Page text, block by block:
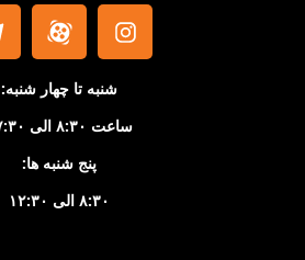
شنبه تا چهار شنبه:
ساعت ۸:۳۰ الی ۱۷:۳۰
پنج شنبه ها:
۸:۳۰ الی ۱۲:۳۰